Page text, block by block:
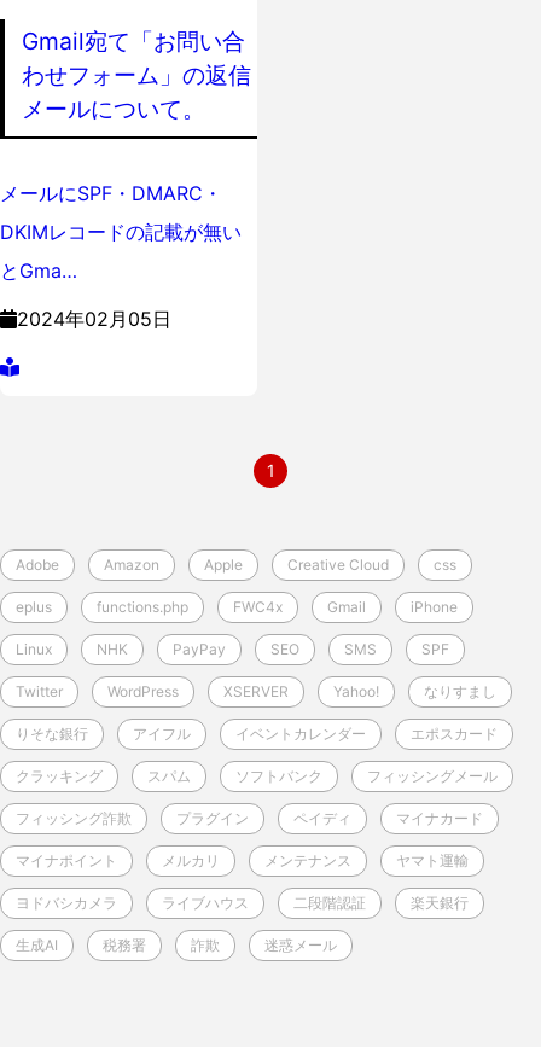
Gmail宛て「お問い合
わせフォーム」の返信
メールについて。
メールにSPF・DMARC・
DKIMレコードの記載が無い
とGma…
2024年02月05日
1
Adobe Amazon Apple Creative Cloud css
eplus functions.php FWC4x Gmail iPhone
Linux NHK PayPay SEO SMS SPF
Twitter WordPress XSERVER Yahoo! なりすまし
りそな銀行 アイフル イベントカレンダー エポスカード
クラッキング スパム ソフトバンク フィッシングメール
フィッシング詐欺 プラグイン ペイディ マイナカード
マイナポイント メルカリ メンテナンス ヤマト運輸
ヨドバシカメラ ライブハウス 二段階認証 楽天銀行
生成AI 税務署 詐欺 迷惑メール